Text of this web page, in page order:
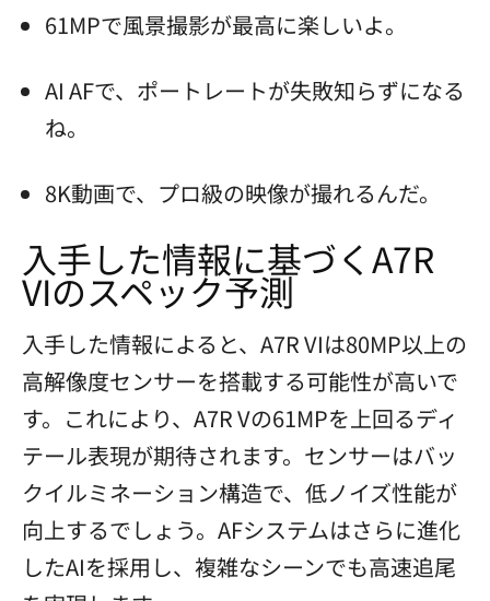
61MPで風景撮影が最高に楽しいよ。
AI AFで、ポートレートが失敗知らずになる
ね。
8K動画で、プロ級の映像が撮れるんだ。
入手した情報に基づくA7R
VIのスペック予測
入手した情報によると、A7R VIは80MP以上の
高解像度センサーを搭載する可能性が高いで
す。これにより、A7R Vの61MPを上回るディ
テール表現が期待されます。センサーはバッ
クイルミネーション構造で、低ノイズ性能が
向上するでしょう。AFシステムはさらに進化
したAIを採用し、複雑なシーンでも高速追尾